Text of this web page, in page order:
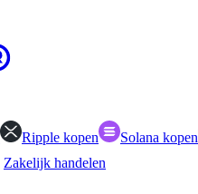
Ripple kopen Solana kopen
Zakelijk handelen